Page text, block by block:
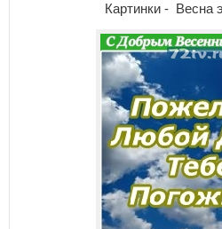
Картинки - Весна